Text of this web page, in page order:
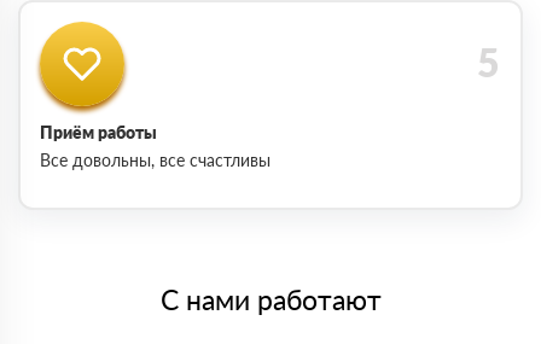
Приём работы
Все довольны, все счастливы
С нами работают